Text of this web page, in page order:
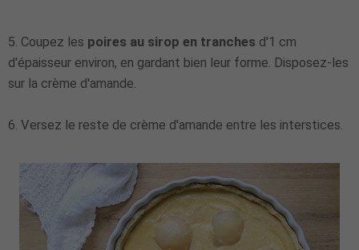
5. Coupez les poires au sirop en tranches d'1 cm
d'épaisseur environ, en gardant bien leur forme. Disposez-les
sur la crème d'amande.
6. Versez le reste de crème d'amande entre les interstices.